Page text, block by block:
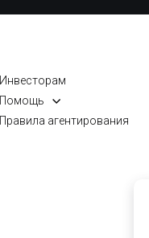
Инвесторам
Помощь
Правила агентирования